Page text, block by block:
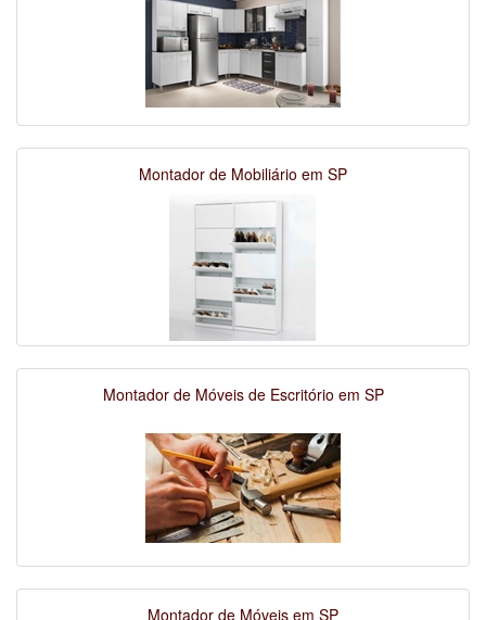
Montador de Mobiliário em SP
Montador de Móveis de Escritório em SP
Montador de Móveis em SP